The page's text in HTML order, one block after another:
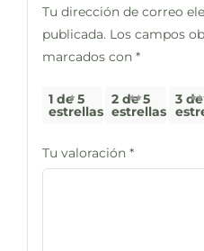
Tu dirección de correo
publicada. Los campos
marcados con *
1 de 5
estrellas
2 de 5
estrellas
3
Tu valoración *